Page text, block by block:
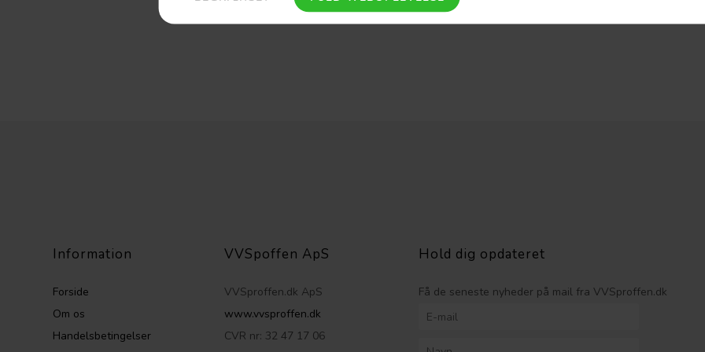
Information
Forside
Om os
Handelsbetingelser
VVSpoffen ApS
VVSproffen.dk ApS
www.vvsproffen.dk
CVR nr: 32 47 17 06
Hold dig opdateret
Få de seneste nyheder på mail fra VVSproffen.dk